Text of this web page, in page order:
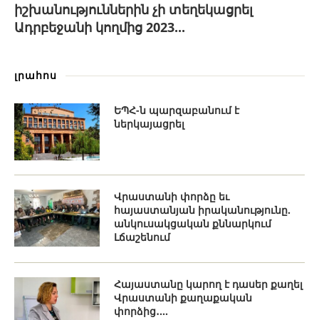
իշխանություններին չի տեղեկացրել
Ադրբեջանի կողմից 2023...
լրահոս
ԵՊՀ-ն պարզաբանում է
ներկայացրել
Վրաստանի փորձը եւ
հայաստանյան իրականությունը.
անկուսակցական քննարկում
Լճաշենում
Հայաստանը կարող է դասեր քաղել
Վրաստանի քաղաքական
փորձից․...